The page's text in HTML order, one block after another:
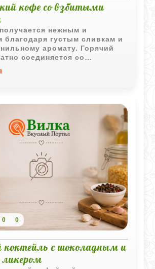
кофе со взбитыми
нежным и
благодаря густым сливкам и
аромату. Горячий
соединяется со
создавая красивую и
подачу.
0 0
коктейль с шоколадным и
ликером